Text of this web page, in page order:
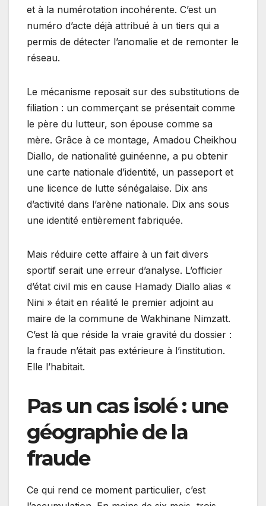
et à la numérotation incohérente. C’est un
numéro d’acte déjà attribué à un tiers qui a
permis de détecter l’anomalie et de remonter le
réseau.
Le mécanisme reposait sur des substitutions de
filiation : un commerçant se présentait comme
le père du lutteur, son épouse comme sa
mère. Grâce à ce montage, Amadou Cheikhou
Diallo, de nationalité guinéenne, a pu obtenir
une carte nationale d’identité, un passeport et
une licence de lutte sénégalaise. Dix ans
d’activité dans l’arène nationale. Dix ans sous
une identité entièrement fabriquée.
Mais réduire cette affaire à un fait divers
sportif serait une erreur d’analyse. L’officier
d’état civil mis en cause Hamady Diallo alias «
Nini » était en réalité le premier adjoint au
maire de la commune de Wakhinane Nimzatt.
C’est là que réside la vraie gravité du dossier :
la fraude n’était pas extérieure à l’institution.
Elle l’habitait.
Pas un cas isolé : une
géographie de la
fraude
Ce qui rend ce moment particulier, c’est